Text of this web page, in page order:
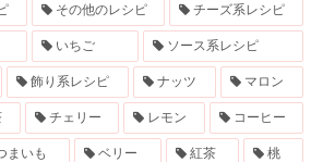
その他のレシピ チーズ系レシピ
いちご ソース系レシピ
飾り系レシピ ナッツ マロン
チェリー レモン コーヒー
まいも ベリー 紅茶 桃